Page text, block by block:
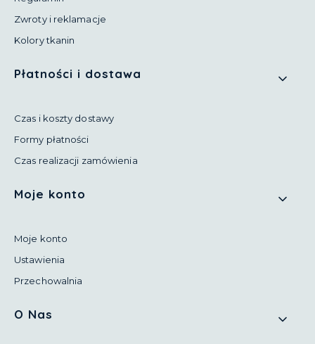
Zwroty i reklamacje
Kolory tkanin
Płatności i dostawa
Czas i koszty dostawy
Formy płatności
Czas realizacji zamówienia
Moje konto
Moje konto
Ustawienia
Przechowalnia
O Nas